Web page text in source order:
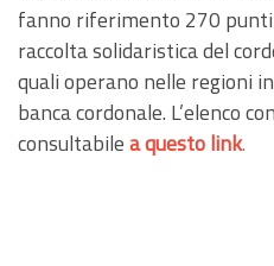
fanno riferimento 270
raccolta solidaristica del
quali operano nelle regioni
banca cordonale. L’elenco
consultabilea questo link.